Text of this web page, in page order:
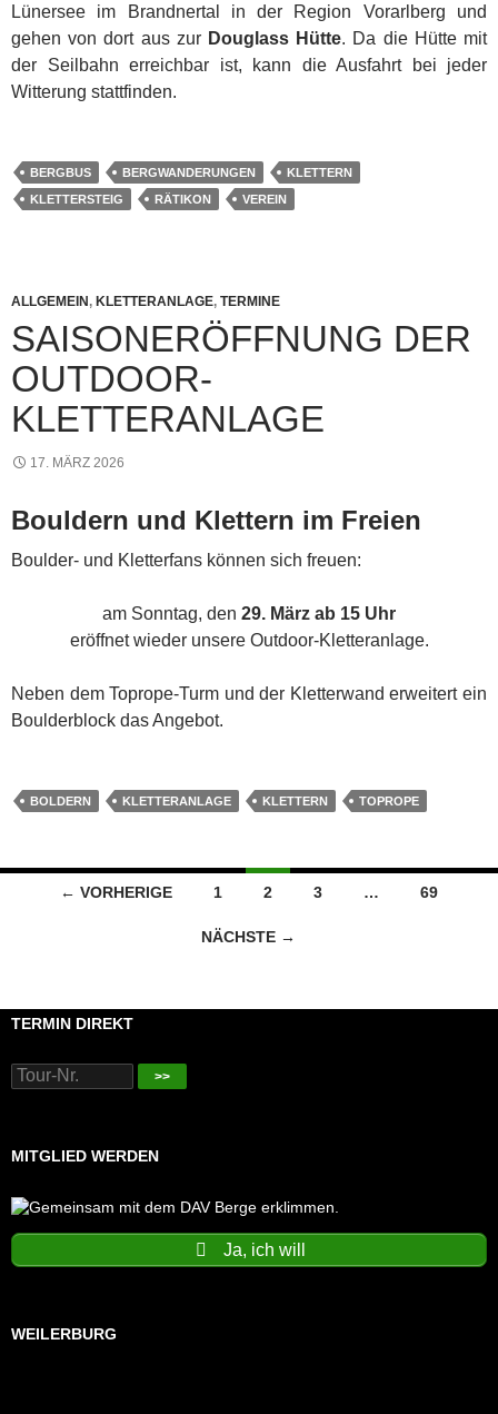
Lünersee im Brandnertal in der Region Vorarlberg und
gehen von dort aus zur Douglass Hütte. Da die Hütte mit
der Seilbahn erreichbar ist, kann die Ausfahrt bei jeder
Witterung stattfinden.
BERGBUS BERGWANDERUNGEN
KLETTERN
KLETTERSTEIG
RÄTIKON VEREIN
ALLGEMEIN, KLETTERANLAGE, TERMINE
SAISONERÖFFNUNG DER
OUTDOOR-
KLETTERANLAGE
17. MÄRZ 2026
Bouldern und Klettern im Freien
Boulder- und Kletterfans können sich freuen:
am Sonntag, den 29. März ab 15 Uhr
eröffnet wieder unsere Outdoor-Kletteranlage.
Neben dem Toprope-Turm und der Kletterwand erweitert ein
Boulderblock das Angebot.
BOLDERN KLETTERANLAGE KLETTERN TOPROPE
Beitragsnavigation
← VORHERIGE 1 2 3 … 69
NÄCHSTE →
TERMIN DIREKT
>>
MITGLIED WERDEN
Ja, ich will
WEILERBURG